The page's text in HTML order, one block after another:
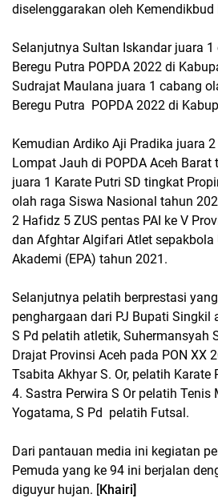
diselenggarakan oleh Kemendikbud
Selanjutnya Sultan Iskandar juara
Beregu Putra POPDA 2022 di
Sudrajat Maulana juara 1 cabang
Beregu Putra POPDA 2022 di
Kemudian Ardiko Aji Pradika juara
Lompat Jauh di POPDA Aceh Barat
juara 1 Karate Putri SD tingkat
olah raga Siswa Nasional tahun
2 Hafidz 5 ZUS pentas PAI ke V
dan Afghtar Algifari Atlet sepakbola
Akademi (EPA) tahun 2021.
Selanjutnya pelatih berprestasi
penghargaan dari PJ Bupati Singkil
S Pd pelatih atletik, Suhermansyah
Drajat Provinsi Aceh pada PON XX
Tsabita Akhyar S. Or, pelatih Karate
4. Sastra Perwira S Or pelatih Tenis
Yogatama, S Pd pelatih Futsal.
Dari pantauan media ini kegiatan
Pemuda yang ke 94 ini berjalan
diguyur hujan. [Khairi]